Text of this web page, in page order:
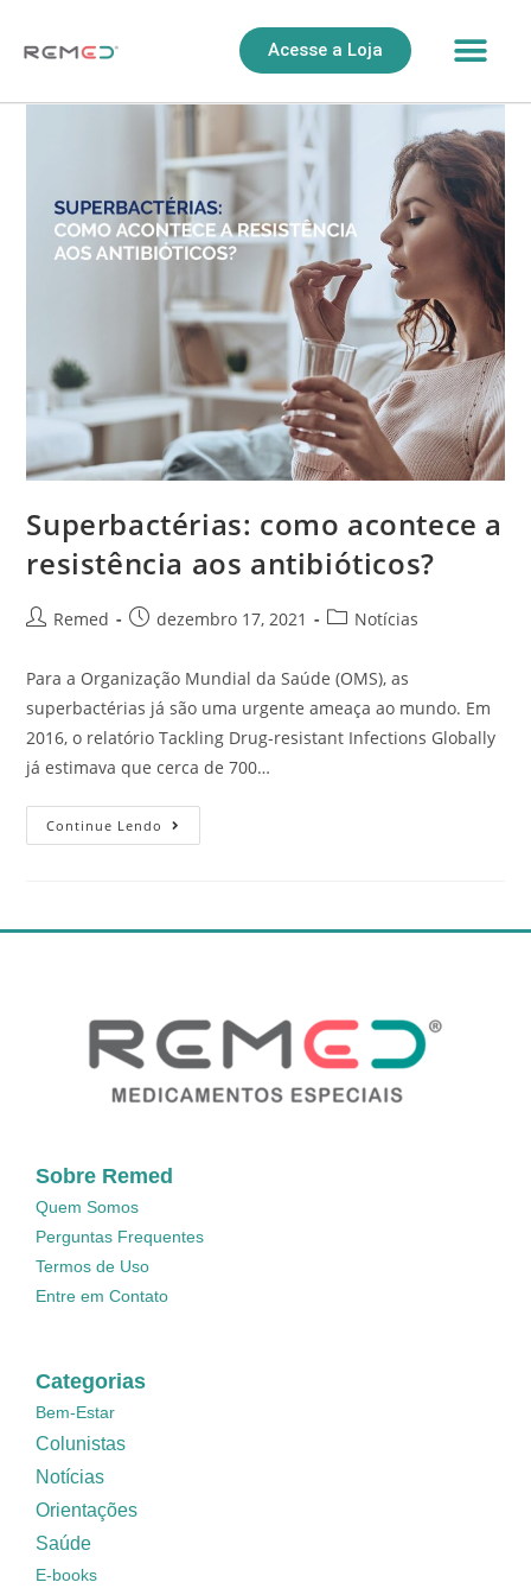
Acesse a Loja
Superbactérias: como acontece a
resistência aos antibióticos?
Remed dezembro 17, 2021 Notícias
Para a Organização Mundial da Saúde (OMS), as
superbactérias já são uma urgente ameaça ao mundo. Em
2016, o relatório Tackling Drug-resistant Infections Globally
já estimava que cerca de 700…
Continue Lendo
Sobre Remed
Quem Somos
Perguntas Frequentes
Termos de Uso
Entre em Contato
Categorias
Bem-Estar
Colunistas
Notícias
Orientações
Saúde
E-books